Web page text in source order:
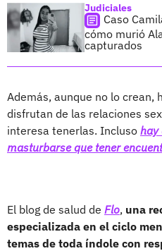
Judiciales
Caso
cómo murió
capturados
Además, aunque no lo crean,
disfrutan de las relaciones
interesa tenerlas. Incluso hay
masturbarse que tener
El blog de salud de Flo, una
especializada en el ciclo
temas de toda índole con